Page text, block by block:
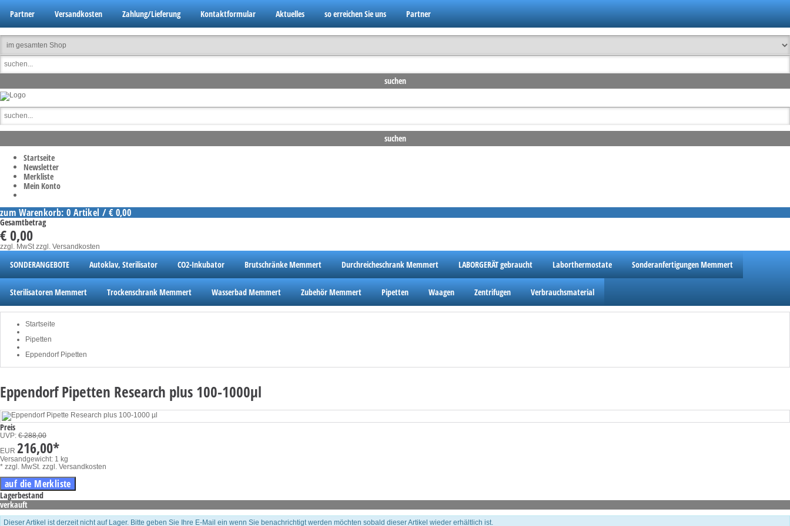
Partner Versandkosten Zahlung/Lieferung Kontaktformular Aktuelles so erreichen Sie uns Partner
Startseite
Newsletter
Merkliste
Mein Konto
zum Warenkorb: 0 Artikel / € 0,00
Gesamtbetrag
€ 0,00
zzgl. MwStzzgl. Versandkosten
SONDERANGEBOTE Autoklav, Sterilisator CO2-Inkubator Brutschränke Memmert Durchreicheschrank Memmert LABORGERÄT gebraucht Laborthermostate Sonderanfertigungen Memmert
Sterilisatoren Memmert Trockenschrank Memmert Wasserbad Memmert Zubehör Memmert Pipetten Waagen Zentrifugen Verbrauchsmaterial
Startseite
Pipetten
Eppendorf Pipetten
Eppendorf Pipetten Research plus 100-1000µl
Preis
UVP: € 288,00
EUR 216,00*
Versandgewicht: 1 kg
* zzgl. MwSt. zzgl. Versandkosten
Lagerbestand
verkauft
Dieser Artikel ist derzeit nicht auf Lager. Bitte geben Sie Ihre E-Mail ein wenn Sie benachrichtigt werden möchten sobald dieser Artikel wieder erhältlich ist.